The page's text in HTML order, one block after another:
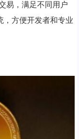
易，满足不同用户
，方便开发者和专业